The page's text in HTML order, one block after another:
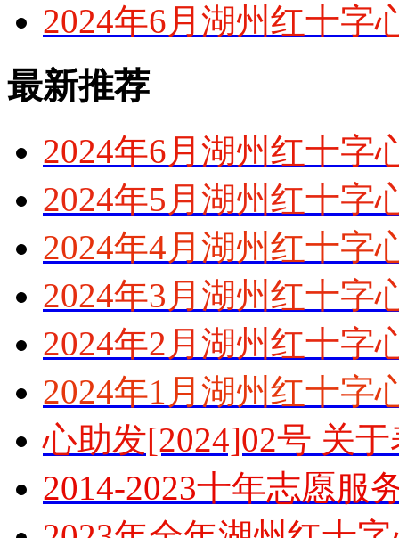
2024年6月湖州红十字
最新推荐
2024年6月湖州红十字
2024年5月湖州红十字
2024年4月湖州红十字
2024年3月湖州红十字
2024年2月湖州红十字
2024年1月湖州红十字
心助发[2024]02号 关
2014-2023十年志愿服